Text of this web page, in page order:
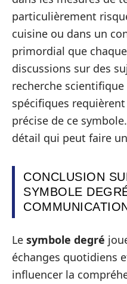
particulièrement
cuisine ou dans un
primordial que
discussions sur des
recherche scientifique
spécifiques
précise de ce
détail qui peut faire
CONCLUSION
SYMBOLE
Le symbole degré
échanges quotidiens
influencer la